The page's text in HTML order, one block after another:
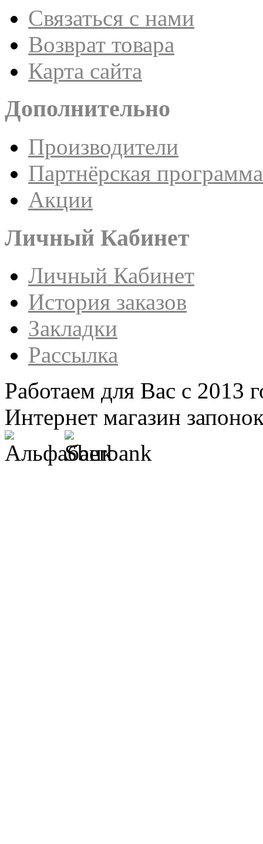
Связаться с нами
Возврат товара
Карта сайта
Дополнительно
Производители
Партнёрская программа
Акции
Личный Кабинет
Личный Кабинет
История заказов
Закладки
Рассылка
Работаем для Вас с 2013
Интернет магазин